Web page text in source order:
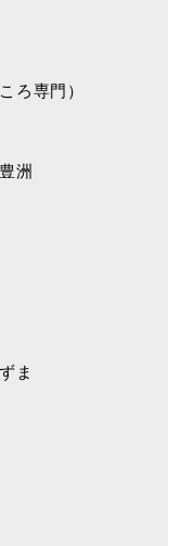
ろ専門）
洲
ま